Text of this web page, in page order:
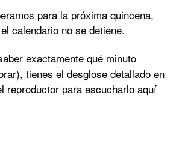
para la próxima quincena,
calendario no se detiene.
exactamente qué minuto
tienes el desglose detallado en
reproductor para escucharlo aquí